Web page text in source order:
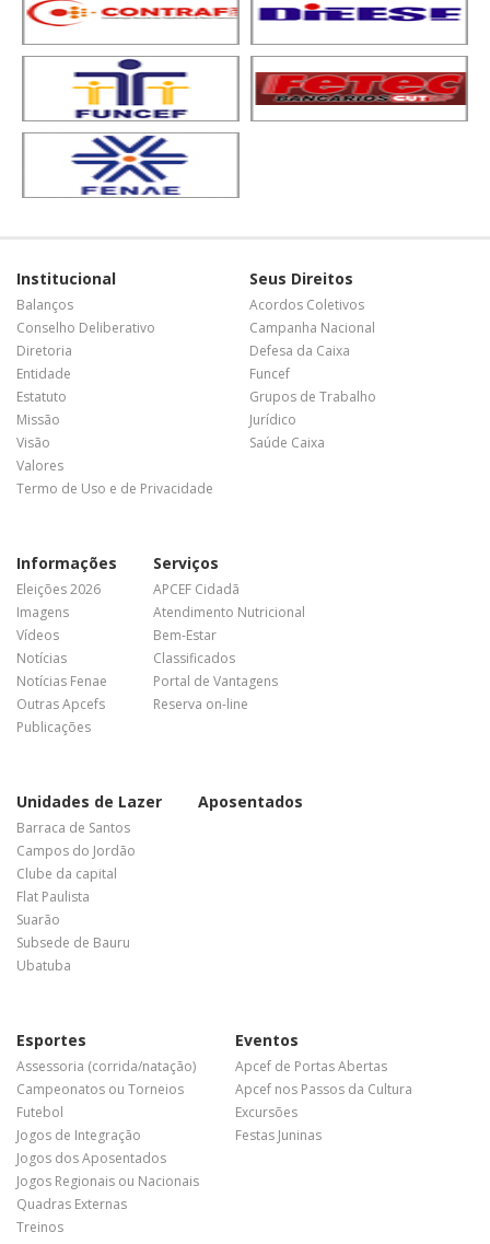
Institucional
Balanços
Conselho Deliberativo
Diretoria
Entidade
Estatuto
Missão
Visão
Valores
Termo de Uso e de Privacidade
Seus Direitos
Acordos Coletivos
Campanha Nacional
Defesa da Caixa
Funcef
Grupos de Trabalho
Jurídico
Saúde Caixa
Informações
Eleições 2026
Imagens
Vídeos
Notícias
Notícias Fenae
Outras Apcefs
Publicações
Serviços
APCEF Cidadã
Atendimento Nutricional
Bem-Estar
Classificados
Portal de Vantagens
Reserva on-line
Unidades de Lazer
Barraca de Santos
Campos do Jordão
Clube da capital
Flat Paulista
Suarão
Subsede de Bauru
Ubatuba
Aposentados
Esportes
Assessoria (corrida/natação)
Campeonatos ou Torneios
Futebol
Jogos de Integração
Jogos dos Aposentados
Jogos Regionais ou Nacionais
Quadras Externas
Treinos
Eventos
Apcef de Portas Abertas
Apcef nos Passos da Cultura
Excursões
Festas Juninas